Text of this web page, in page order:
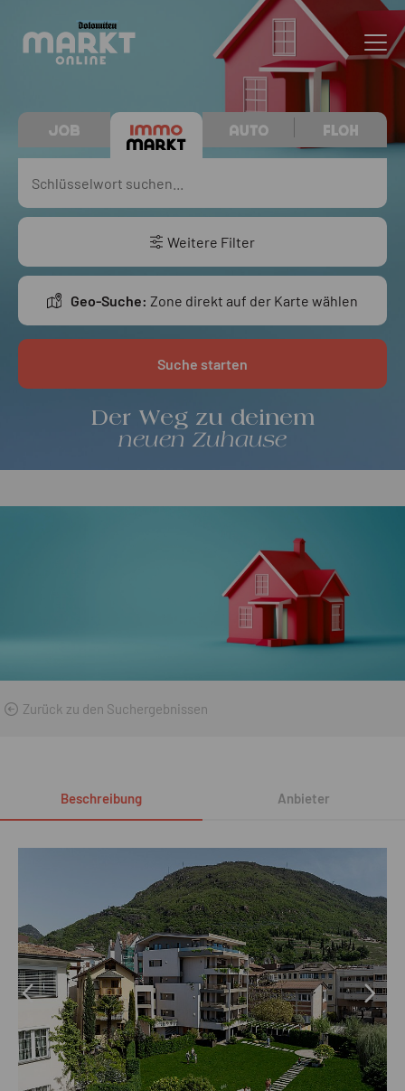
Der Weg zu deinem
neuen Zuhause
Weitere Filter
Geo-Suche: Zone direkt auf der Karte wählen
Suche starten
Zurück zu den Suchergebnissen
Beschreibung Anbieter